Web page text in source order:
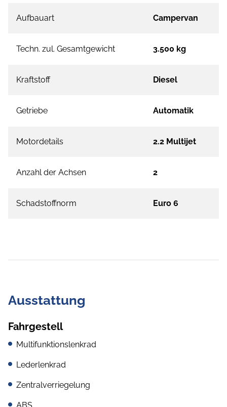
Aufbauart Campervan
Techn. zul. Gesamtgewicht 3.500 kg
Kraftstoff Diesel
Getriebe Automatik
Motordetails 2.2 Multijet
Anzahl der Achsen 2
Schadstoffnorm Euro 6
Ausstattung
Fahrgestell
Multifunktionslenkrad
Lederlenkrad
Zentralverriegelung